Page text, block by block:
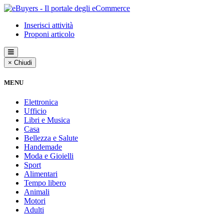
Inserisci attività
Proponi articolo
× Chiudi
MENU
Elettronica
Ufficio
Libri e Musica
Casa
Bellezza e Salute
Handemade
Moda e Gioielli
Sport
Alimentari
Tempo libero
Animali
Motori
Adulti